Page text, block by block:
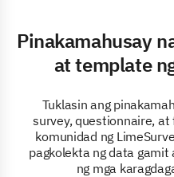
Pinakamahusay
at template
Tuklasin ang
survey, questionnaire,
komunidad ng
pagkolekta ng data
ng mga